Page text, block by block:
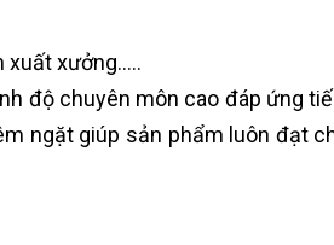
xưởng.....
độ chuyên môn cao đáp ứng
ngặt giúp sản phẩm luôn đạt